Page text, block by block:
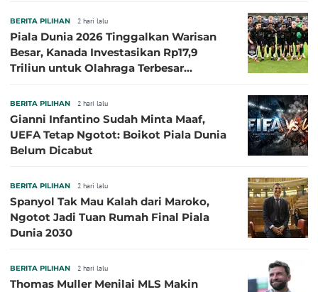
BERITA PILIHAN 2 hari lalu
Piala Dunia 2026 Tinggalkan Warisan
Besar, Kanada Investasikan Rp17,9
Triliun untuk Olahraga Terbesar
BERITA PILIHAN 2 hari lalu
Gianni Infantino Sudah Minta Maaf,
UEFA Tetap Ngotot: Boikot Piala Dunia
Belum Dicabut
BERITA PILIHAN 2 hari lalu
Spanyol Tak Mau Kalah dari Maroko,
Ngotot Jadi Tuan Rumah Final Piala
Dunia 2030
BERITA PILIHAN 2 hari lalu
Thomas Muller Menilai MLS Makin